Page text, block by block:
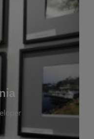
informacje o
przez
spotkań
i zajęć
wiekowych. Każde
kultury
lokalnej.
możesz łatwo